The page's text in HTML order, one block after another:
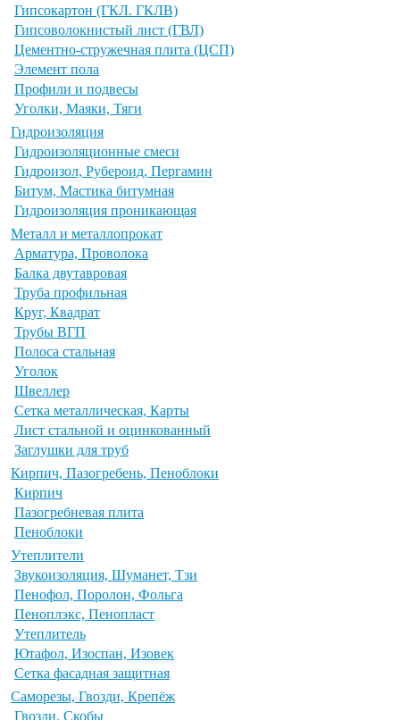
Гипсокартон (ГКЛ. ГКЛВ)
Гипсоволокнистый лист (ГВЛ)
Цементно-стружечная плита (ЦСП)
Элемент пола
Профили и подвесы
Уголки, Маяки, Тяги
Гидроизоляция
Гидроизоляционные смеси
Гидроизол, Рубероид, Пергамин
Битум, Мастика битумная
Гидроизоляция проникающая
Металл и металлопрокат
Арматура, Проволока
Балка двутавровая
Труба профильная
Круг, Квадрат
Трубы ВГП
Полоса стальная
Уголок
Швеллер
Сетка металлическая, Карты
Лист стальной и оцинкованный
Заглушки для труб
Кирпич, Пазогребень, Пеноблоки
Кирпич
Пазогребневая плита
Пеноблоки
Утеплители
Звукоизоляция, Шуманет, Тзи
Пенофол, Поролон, Фольга
Пеноплэкс, Пенопласт
Утеплитель
Ютафол, Изоспан, Изовек
Сетка фасадная защитная
Саморезы, Гвозди, Крепёж
Гвозди, Скобы